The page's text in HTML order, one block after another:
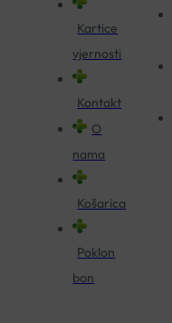
Kartice
vjernosti
Kontakt
O
nama
Košarica
Poklon
bon